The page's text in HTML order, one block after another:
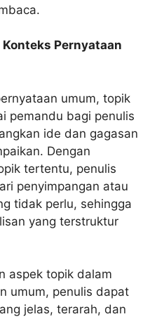
Pernyataan
umum, topik
pemandu bagi penulis
ide dan gagasan
Dengan
tertentu, penulis
penyimpangan atau
tidak perlu, sehingga
yang terstruktur
aspek topik dalam
umum, penulis dapat
jelas, terarah, dan